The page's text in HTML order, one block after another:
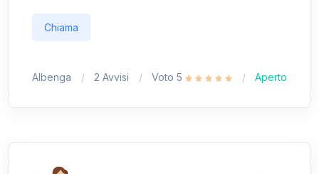
Chiama
Albenga 2 Avvisi Voto 5 Aperto